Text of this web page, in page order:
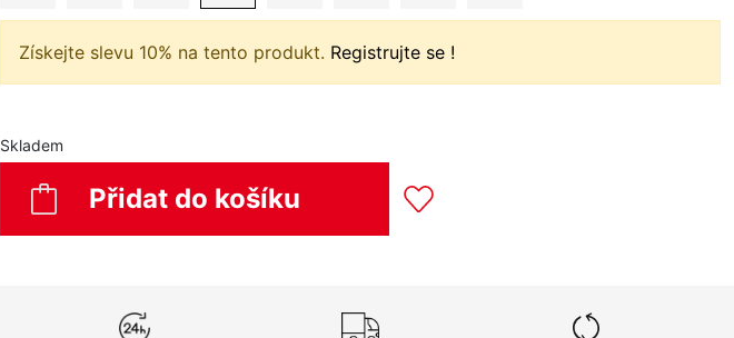
Získejte slevu 10% na tento produkt. Registrujte se !
Skladem
Přidat do košíku